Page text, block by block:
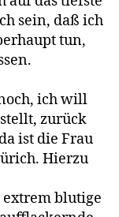
sein, daß ich
tun,
ich will
zurück
ist die Frau
Hierzu
blutige